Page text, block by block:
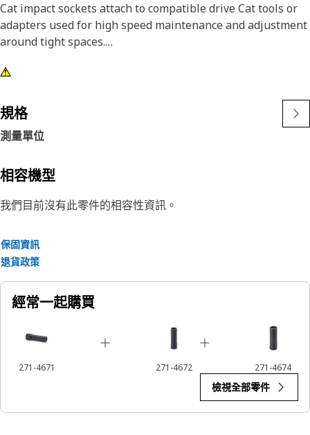
Cat impact sockets attach to compatible drive Cat tools or
adapters used for high speed maintenance and adjustment
around tight spaces.
Attributes:
• Deep length
• 3/8 inch square drive
• Black oxide finish
規格
測量單位
相容機型
我們目前沒有此零件的相容性資訊。
保固資訊
退貨政策
經常一起購買
271-4671 271-4672 271-4674
檢視全部零件